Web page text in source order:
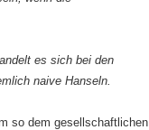
es sich bei den
naive Hanseln.
so dem gesellschaftlichen